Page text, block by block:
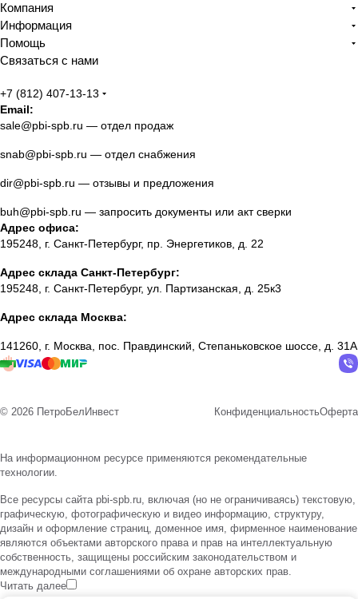
Компания
Информация
Помощь
Связаться с нами
+7 (812) 407-13-13
Email:
sale@pbi-spb.ru — отдел продаж
snab@pbi-spb.ru — отдел снабжения
dir@pbi-spb.ru — отзывы и предложения
buh@pbi-spb.ru — запросить документы или акт сверки
Адрес офиса:
195248, г. Санкт-Петербург, пр. Энергетиков, д. 22
Адрес склада Санкт-Петербург:
195248, г. Санкт-Петербург, ул. Партизанская, д. 25к3
Адрес склада Москва:
141260, г. Москва, пос. Правдинский, Степаньковское шоссе, д. 31А
© 2026 ПетроБелИнвест КонфиденциальностьОферта
На информационном ресурсе применяются рекомендательные
технологии.
Все ресурсы сайта pbi-spb.ru, включая (но не ограничиваясь) текстовую,
графическую, фотографическую и видео информацию, структуру,
дизайн и оформление страниц, доменное имя, фирменное наименование
являются объектами авторского права и прав на интеллектуальную
собственность, защищены российским законодательством и
международными соглашениями об охране авторских прав.
Читать далее